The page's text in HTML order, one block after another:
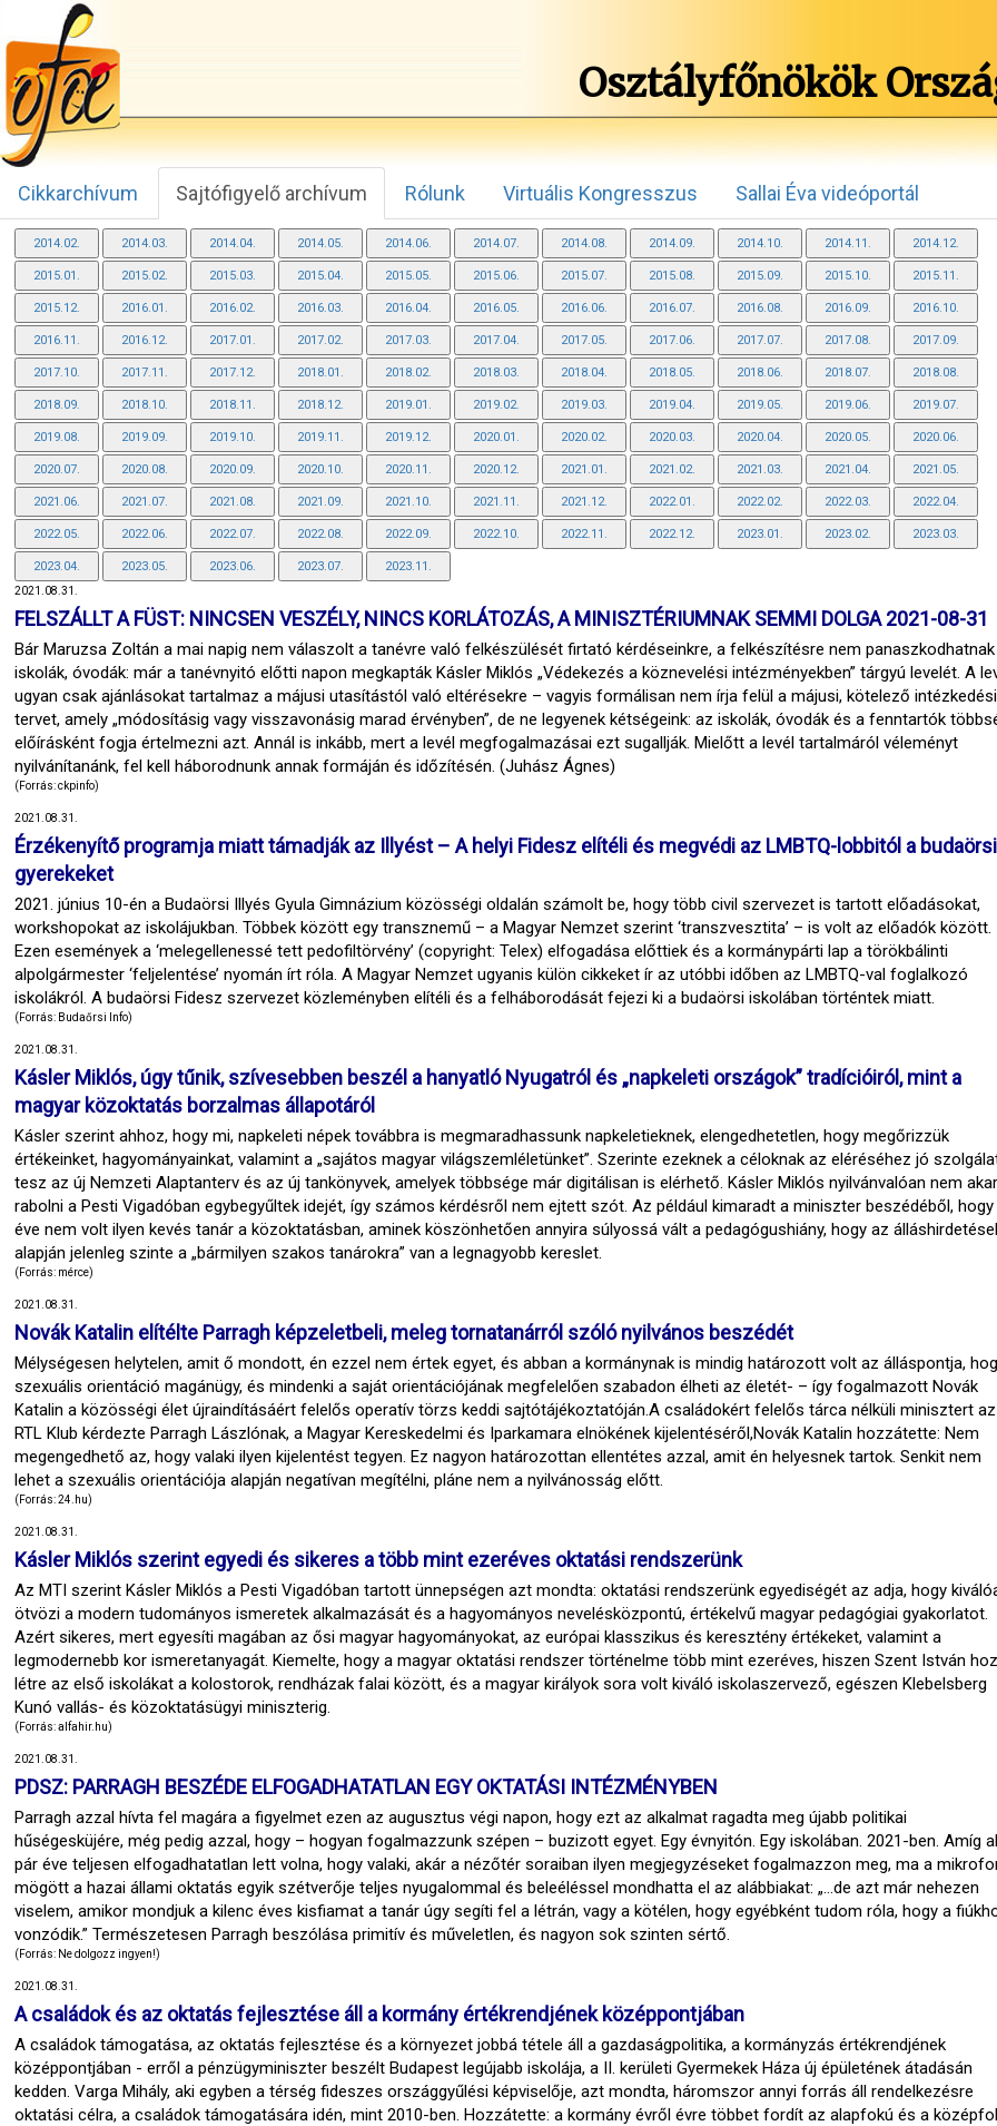
Osztályfőnökök
Cikkarchívum Sajtófigyelő archívum Rólunk Virtuális Kongresszus Sallai Éva videóportál
2014.02. 2014.03. 2014.04. 2014.05. 2014.06. 2014.07. 2014.08. 2014.09. 2014.10. 2014.11. 2014.12.
2015.01. 2015.02. 2015.03. 2015.04. 2015.05. 2015.06. 2015.07. 2015.08. 2015.09. 2015.10. 2015.11.
2015.12. 2016.01. 2016.02. 2016.03. 2016.04. 2016.05. 2016.06. 2016.07. 2016.08. 2016.09. 2016.10.
2016.11. 2016.12. 2017.01. 2017.02. 2017.03. 2017.04. 2017.05. 2017.06. 2017.07. 2017.08. 2017.09.
2017.10. 2017.11. 2017.12. 2018.01. 2018.02. 2018.03. 2018.04. 2018.05. 2018.06. 2018.07. 2018.08.
2018.09. 2018.10. 2018.11. 2018.12. 2019.01. 2019.02. 2019.03. 2019.04. 2019.05. 2019.06. 2019.07.
2019.08. 2019.09. 2019.10. 2019.11. 2019.12. 2020.01. 2020.02. 2020.03. 2020.04. 2020.05. 2020.06.
2020.07. 2020.08. 2020.09. 2020.10. 2020.11. 2020.12. 2021.01. 2021.02. 2021.03. 2021.04. 2021.05.
2021.06. 2021.07. 2021.08. 2021.09. 2021.10. 2021.11. 2021.12. 2022.01. 2022.02. 2022.03. 2022.04.
2022.05. 2022.06. 2022.07. 2022.08. 2022.09. 2022.10. 2022.11. 2022.12. 2023.01. 2023.02. 2023.03.
2023.04. 2023.05. 2023.06. 2023.07. 2023.11.
2021.08.31.
FELSZÁLLT A FÜST: NINCSEN VESZÉLY, NINCS KORLÁTOZÁS, A MINISZTÉRIUMNAK SEMMI DOLGA 2021-08-31
Bár Maruzsa Zoltán a mai napig nem válaszolt a tanévre való felkészülését firtató kérdéseinkre, a felkészítésre nem
iskolák, óvodák: már a tanévnyitó előtti napon megkapták Kásler Miklós „Védekezés a köznevelési intézményekben” tárgyú levelét. A
ugyan csak ajánlásokat tartalmaz a májusi utasítástól való eltérésekre – vagyis formálisan nem írja felül a májusi, kötelező intézkedési
tervet, amely „módosításig vagy visszavonásig marad érvényben”, de ne legyenek kétségeink: az iskolák, óvodák és a fenntartók
előírásként fogja értelmezni azt. Annál is inkább, mert a levél megfogalmazásai ezt sugallják. Mielőtt a levél tartalmáról véleményt
nyilvánítanánk, fel kell háborodnunk annak formáján és időzítésén. (Juhász Ágnes)
(Forrás: ckpinfo)
2021.08.31.
Érzékenyítő programja miatt támadják az Illyést – A helyi Fidesz elítéli és megvédi az LMBTQ-lobbitól a budaörsi
gyerekeket
2021. június 10-én a Budaörsi Illyés Gyula Gimnázium közösségi oldalán számolt be, hogy több civil szervezet is tartott előadásokat,
workshopokat az iskolájukban. Többek között egy transznemű – a Magyar Nemzet szerint ‘transzvesztita’ – is volt az előadók között.
Ezen események a ‘melegellenessé tett pedofiltörvény’ (copyright: Telex) elfogadása előttiek és a kormánypárti lap a törökbálinti
alpolgármester ‘feljelentése’ nyomán írt róla. A Magyar Nemzet ugyanis külön cikkeket ír az utóbbi időben az LMBTQ-val foglalkozó
iskolákról. A budaörsi Fidesz szervezet közleményben elítéli és a felháborodását fejezi ki a budaörsi iskolában történtek miatt.
(Forrás: Budaőrsi Info)
2021.08.31.
Kásler Miklós, úgy tűnik, szívesebben beszél a hanyatló Nyugatról és „napkeleti országok” tradícióiról, mint a
magyar közoktatás borzalmas állapotáról
Kásler szerint ahhoz, hogy mi, napkeleti népek továbbra is megmaradhassunk napkeletieknek, elengedhetetlen, hogy megőrizzük
értékeinket, hagyományainkat, valamint a „sajátos magyar világszemléletünket”. Szerinte ezeknek a céloknak az eléréséhez jó
tesz az új Nemzeti Alaptanterv és az új tankönyvek, amelyek többsége már digitálisan is elérhető. Kásler Miklós nyilvánvalóan nem
rabolni a Pesti Vigadóban egybegyűltek idejét, így számos kérdésről nem ejtett szót. Az például kimaradt a miniszter beszédéből, hogy
éve nem volt ilyen kevés tanár a közoktatásban, aminek köszönhetően annyira súlyossá vált a pedagógushiány, hogy az
alapján jelenleg szinte a „bármilyen szakos tanárokra” van a legnagyobb kereslet.
(Forrás: mérce)
2021.08.31.
Novák Katalin elítélte Parragh képzeletbeli, meleg tornatanárról szóló nyilvános beszédét
Mélységesen helytelen, amit ő mondott, én ezzel nem értek egyet, és abban a kormánynak is mindig határozott volt az álláspontja,
szexuális orientáció magánügy, és mindenki a saját orientációjának megfelelően szabadon élheti az életét- – így fogalmazott Novák
Katalin a közösségi élet újraindításáért felelős operatív törzs keddi sajtótájékoztatóján.A családokért felelős tárca nélküli minisztert az
RTL Klub kérdezte Parragh Lászlónak, a Magyar Kereskedelmi és Iparkamara elnökének kijelentéséről,Novák Katalin hozzátette: Nem
megengedhető az, hogy valaki ilyen kijelentést tegyen. Ez nagyon határozottan ellentétes azzal, amit én helyesnek tartok. Senkit nem
lehet a szexuális orientációja alapján negatívan megítélni, pláne nem a nyilvánosság előtt.
(Forrás: 24.hu)
2021.08.31.
Kásler Miklós szerint egyedi és sikeres a több mint ezeréves oktatási rendszerünk
Az MTI szerint Kásler Miklós a Pesti Vigadóban tartott ünnepségen azt mondta: oktatási rendszerünk egyediségét az adja, hogy
ötvözi a modern tudományos ismeretek alkalmazását és a hagyományos nevelésközpontú, értékelvű magyar pedagógiai gyakorlatot.
Azért sikeres, mert egyesíti magában az ősi magyar hagyományokat, az európai klasszikus és keresztény értékeket, valamint a
legmodernebb kor ismeretanyagát. Kiemelte, hogy a magyar oktatási rendszer történelme több mint ezeréves, hiszen Szent István
létre az első iskolákat a kolostorok, rendházak falai között, és a magyar királyok sora volt kiváló iskolaszervező, egészen Klebelsberg
Kunó vallás- és közoktatásügyi miniszterig.
(Forrás: alfahir.hu)
2021.08.31.
PDSZ: PARRAGH BESZÉDE ELFOGADHATATLAN EGY OKTATÁSI INTÉZMÉNYBEN
Parragh azzal hívta fel magára a figyelmet ezen az augusztus végi napon, hogy ezt az alkalmat ragadta meg újabb politikai
hűségesküjére, még pedig azzal, hogy – hogyan fogalmazzunk szépen – buzizott egyet. Egy évnyitón. Egy iskolában. 2021-ben. Amíg
pár éve teljesen elfogadhatatlan lett volna, hogy valaki, akár a nézőtér soraiban ilyen megjegyzéseket fogalmazzon meg, ma a
mögött a hazai állami oktatás egyik szétverője teljes nyugalommal és beleéléssel mondhatta el az alábbiakat: „…de azt már nehezen
viselem, amikor mondjuk a kilenc éves kisfiamat a tanár úgy segíti fel a létrán, vagy a kötélen, hogy egyébként tudom róla, hogy a
vonzódik.” Természetesen Parragh beszólása primitív és műveletlen, és nagyon sok szinten sértő.
(Forrás: Ne dolgozz ingyen!)
2021.08.31.
A családok és az oktatás fejlesztése áll a kormány értékrendjének középpontjában
A családok támogatása, az oktatás fejlesztése és a környezet jobbá tétele áll a gazdaságpolitika, a kormányzás értékrendjének
középpontjában - erről a pénzügyminiszter beszélt Budapest legújabb iskolája, a II. kerületi Gyermekek Háza új épületének átadásán
kedden. Varga Mihály, aki egyben a térség fideszes országgyűlési képviselője, azt mondta, háromszor annyi forrás áll rendelkezésre
oktatási célra, a családok támogatására idén, mint 2010-ben. Hozzátette: a kormány évről évre többet fordít az alapfokú és a